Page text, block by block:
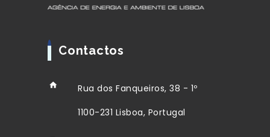
Contactos
Rua dos Fanqueiros, 38 - 1º
1100-231 Lisboa, Portugal